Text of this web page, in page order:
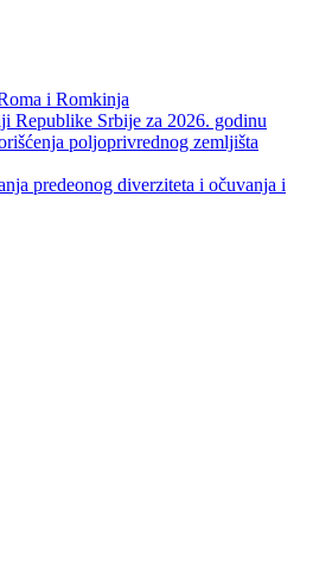
i Romkinja
Republike Srbije za 2026. godinu
poljoprivrednog zemljišta
predeonog diverziteta i očuvanja i